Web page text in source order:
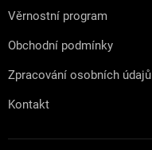
Věrnostní program
Obchodní podmínky
Zpracování osobních údajů
Kontakt